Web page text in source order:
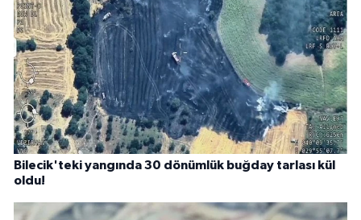
Bilecik'teki yangında 30 dönümlük buğday tarlası kül
oldu!